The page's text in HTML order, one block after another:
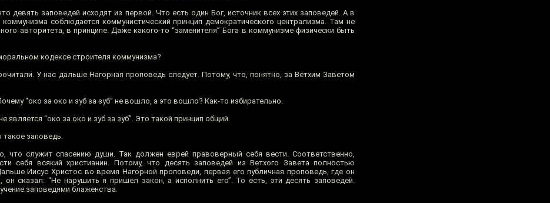
девять заповедей исходят из первой. Что есть один Бог, источник всех этих заповедей. А в
соблюдается коммунистический принцип демократического централизма. Там не
авторитета, в принципе. Даже какого-то “заменителя” Бога в коммунизме физически быть
кодексе строителя коммунизма?
У нас дальше Нагорная проповедь следует. Потому, что, понятно, за Ветхим Заветом
“око за око и зуб за зуб” не вошло, а это вошло? Как-то избирательно.
является “око за око и зуб за зуб”. Это такой принцип общий.
такое заповедь.
что служит спасению души. Так должен еврей правоверный себя вести. Соответственно,
себя всякий христианин. Потому, что десять заповедей из Ветхого Завета полностью
Иисус Христос во время Нагорной проповеди, первая его публичная проповедь, где он
он сказал: “Не нарушить я пришел закон, а исполнить его”. То есть, эти десять заповедей.
заповедями блаженства.